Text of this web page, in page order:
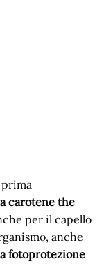
prima
carotene the
per il capello
anche
fotoprotezione